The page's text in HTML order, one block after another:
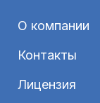
О компании
Контакты
Лицензия